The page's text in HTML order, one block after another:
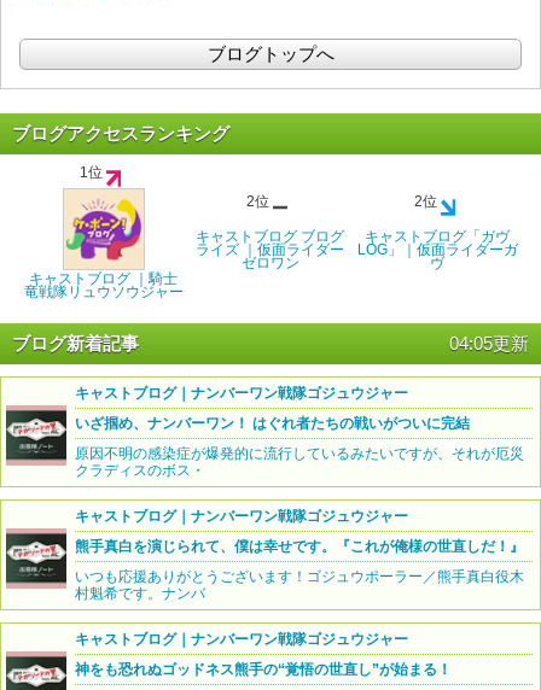
ブログトップへ
ブログアクセスランキング
1位
キャストブログ ｜騎士
竜戦隊リュウソウジャー
2位
キャストブログ ブログ
ライズ ｜仮面ライダー
ゼロワン
2位
キャストブログ「ガヴ
LOG」｜仮面ライダーガ
ヴ
ブログ新着記事 04:05更新
キャストブログ｜ナンバーワン戦隊ゴジュウジャー
いざ掴め、ナンバーワン！ はぐれ者たちの戦いがついに完結
原因不明の感染症が爆発的に流行しているみたいですが、それが厄災
クラディスのボス・
キャストブログ｜ナンバーワン戦隊ゴジュウジャー
熊手真白を演じられて、僕は幸せです。『これが俺様の世直しだ！』
いつも応援ありがとうございます！ゴジュウポーラー／熊手真白役木
村魁希です。ナンバ
キャストブログ｜ナンバーワン戦隊ゴジュウジャー
神をも恐れぬゴッドネス熊手の“覚悟の世直し”が始まる！